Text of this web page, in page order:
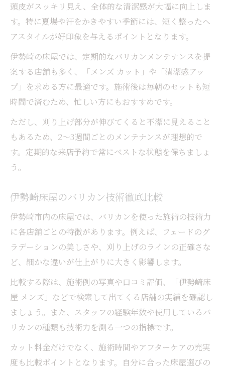
頭皮がスッキリ見え、全体的な清潔感が大幅に向上しま
す。特に夏場や汗をかきやすい季節には、短く整ったヘ
アスタイルが好印象を与えるポイントとなります。
伊勢崎の床屋では、定期的なバリカンメンテナンスを提
案する店舗も多く、「メンズ カット」や「清潔感アッ
プ」を求める方に最適です。施術後は毎朝のセットも短
時間で済むため、忙しい方にもおすすめです。
ただし、刈り上げ部分が伸びてくると不潔に見えること
もあるため、2〜3週間ごとのメンテナンスが理想的で
す。定期的な来店予約で常にベストな状態を保ちましょ
う。
伊勢崎床屋のバリカン技術徹底比較
伊勢崎市内の床屋では、バリカンを使った施術の技術力
に各店舗ごとの特徴があります。例えば、フェードのグ
ラデーションの美しさや、刈り上げのラインの正確さな
ど、細かな違いが仕上がりに大きく影響します。
比較する際は、施術例の写真や口コミ評価、「伊勢崎床
屋 メンズ」などで検索して出てくる店舗の実績を確認し
ましょう。また、スタッフの経験年数や使用しているバ
リカンの種類も技術力を測る一つの指標です。
カット料金だけでなく、施術時間やアフターケアの充実
度も比較ポイントとなります。自分に合った床屋選びの